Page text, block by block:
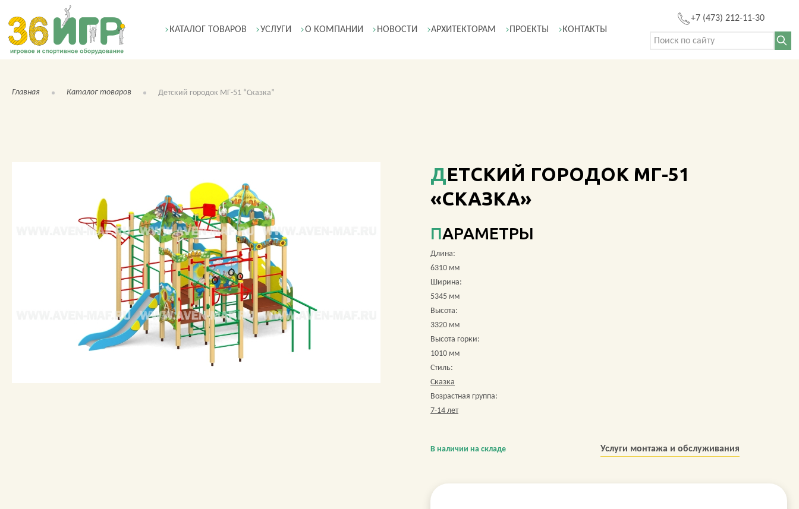
КАТАЛОГ ТОВАРОВ УСЛУГИ О КОМПАНИИ НОВОСТИ АРХИТЕКТОРАМ ПРОЕКТЫ КОНТАКТЫ
+7 (473) 212-11-30
Поиск:
Главная Каталог товаров Детский городок МГ-51 “Сказка”
ДЕТСКИЙ ГОРОДОК МГ-51
«СКАЗКА»
ПАРАМЕТРЫ
Длина:
6310 мм
Ширина:
5345 мм
Высота:
3320 мм
Высота горки:
1010 мм
Стиль:
Сказка
Возрастная группа:
7-14 лет
В наличии на складе Услуги монтажа и обслуживания